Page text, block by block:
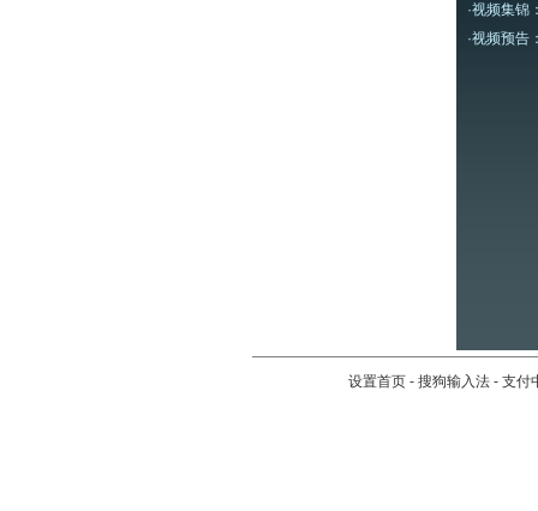
·视频集锦
·视频预告
设置首页 - 搜狗输入法 - 支付